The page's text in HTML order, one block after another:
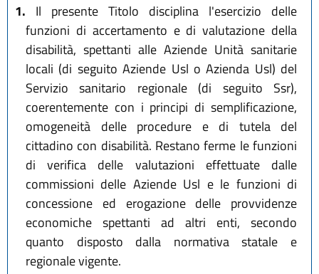
1. Il presente Titolo disciplina l'esercizio delle
funzioni di accertamento e di valutazione della
disabilità, spettanti alle Aziende Unità sanitarie
locali (di seguito Aziende Usl o Azienda Usl) del
Servizio sanitario regionale (di seguito Ssr),
coerentemente con i principi di semplificazione,
omogeneità delle procedure e di tutela del
cittadino con disabilità. Restano ferme le funzioni
di verifica delle valutazioni effettuate dalle
commissioni delle Aziende Usl e le funzioni di
concessione ed erogazione delle provvidenze
economiche spettanti ad altri enti, secondo
quanto disposto dalla normativa statale e
regionale vigente.